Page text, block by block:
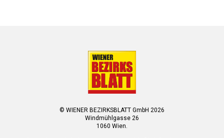
© WIENER BEZIRKSBLATT GmbH 2026
Windmühlgasse 26
1060 Wien.